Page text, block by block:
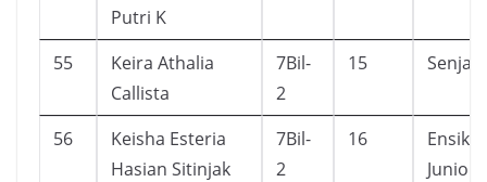
Putri K
55
Keira Athalia
Callista
7Bil-
2
15 Senja
56
Keisha Esteria
Hasian Sitinjak
7Bil-
2
16
Junior: